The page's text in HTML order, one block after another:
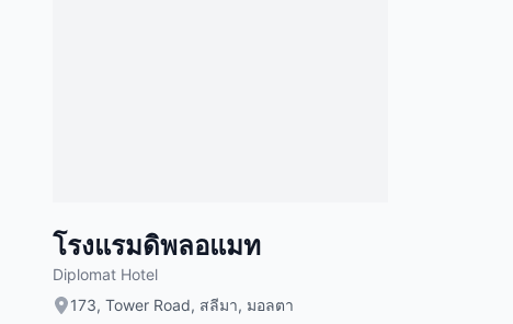
โรงแรมดิพลอแมท
Diplomat Hotel
173, Tower Road, สลีมา, มอลตา